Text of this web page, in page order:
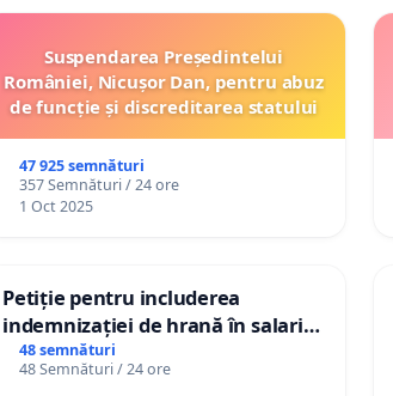
Suspendarea Președintelui
României, Nicușor Dan, pentru abuz
de funcție și discreditarea statului
47 925 semnături
357 Semnături / 24 ore
1 Oct 2025
Petiție pentru includerea
indemnizației de hrană în salariul
de bază și protejarea gradațiilor
de vechime pentru asistenții
48 semnături
48 Semnături / 24 ore